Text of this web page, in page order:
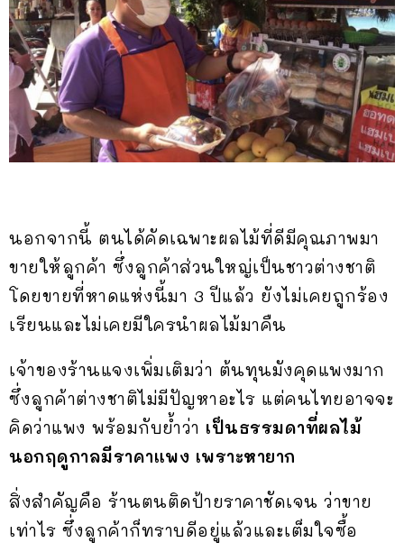
นอกจากนี้ ตนได้คัดเฉพาะผลไม้ที่ดีมีคุณภาพมา
ขายให้ลูกค้า ซึ่งลูกค้าส่วนใหญ่เป็นชาวต่างชาติ
โดยขายที่หาดแห่งนี้มา 3 ปีแล้ว ยังไม่เคยถูกร้อง
เรียนและไม่เคยมีใครนำผลไม้มาคืน
เจ้าของร้านแจงเพิ่มเติมว่า ต้นทุนมังคุดแพงมาก
ซึ่งลูกค้าต่างชาติไม่มีปัญหาอะไร แต่คนไทยอาจจะ
คิดว่าแพง พร้อมกับย้ำว่า เป็นธรรมดาที่ผลไม้
นอกฤดูกาลมีราคาแพง เพราะหายาก
สิ่งสำคัญคือ ร้านตนติดป้ายราคาชัดเจน ว่าขาย
เท่าไร ซึ่งลูกค้าก็ทราบดีอยู่แล้วและเต็มใจซื้อ